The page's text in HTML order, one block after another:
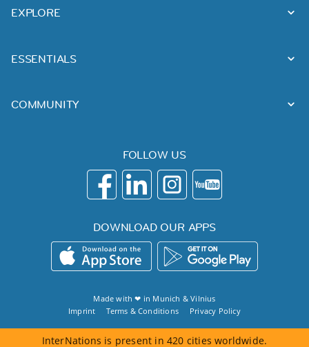
EXPLORE
ESSENTIALS
COMMUNITY
FOLLOW US
DOWNLOAD OUR APPS
Made with ❤ in Munich &Vilnius
Imprint
Terms & Conditions Privacy Policy
InterNations is present in 420 cities worldwide.